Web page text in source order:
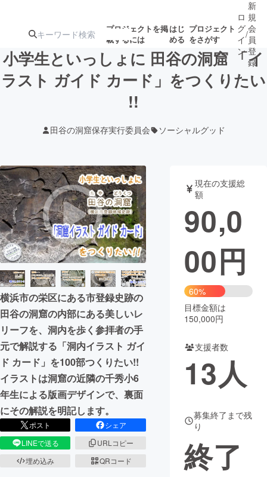
プロジェクトを掲
載するには
はじ
める
プロジェクト
をさがす
注目の新着プロ
テクノロジー・ガジェット
映像・映画 書籍・雑誌
ビジネス・起業 チャレンジ
まちづくり・地域活性化
CAMPFIRE for Social Good
CAMPFIRE Creation
CAMPFIREふるさと納税machi-ya コミュニティ
ロ
グ
イ
ン
/
新
規
会
員
登
録
小学生といっしょに 田谷の洞窟 「イ
ラスト ガイド カード」をつくりたい
!!
田谷の洞窟保存実行委員会 ソーシャルグッド
横浜市の栄区にある市登録史跡の
田谷の洞窟の内部にある美しいレ
リーフを、洞内を歩く参拝者の手
元で解説する「洞内イラスト ガイ
ド カード」を100部つくりたい!!
イラストは洞窟の近隣の千秀小6
年生による版画デザインで、裏面
にその解説を明記します。
ポスト
シェア
LINEで送る
URLコピー
埋め込み
QRコード
現在の支援総
額
90,0
00円
60%
目標金額は
150,000円
支援者数
13人
募集終了まで残
り
終了